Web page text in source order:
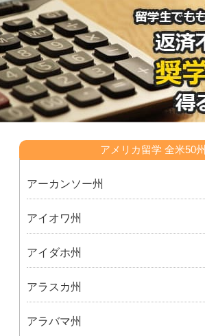
アメリカ留学 全米50州
アーカンソー州
アイオワ州
アイダホ州
アラスカ州
アラバマ州